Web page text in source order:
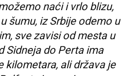
naći i vrlo blizu,
šumu, iz Srbije odemo u
sve zavisi od mesta u
Sidneja do Perta ima
kilometara, ali država je